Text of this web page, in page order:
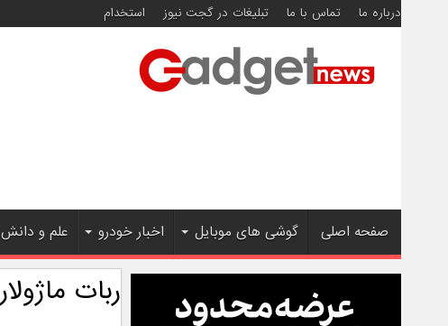
درباره ما تماس با ما تبلیغات در گجت نیوز استخدام
صفحه اصلی گوشی های موبایل اخبار خودرو علم و دانش
ربات ماژولار